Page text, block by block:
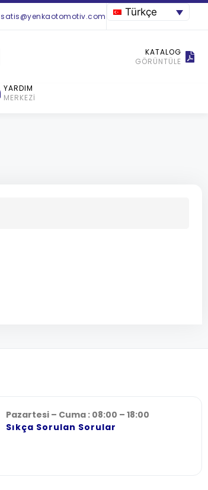
satis@yenkaotomotiv.com Türkçe
KATALOG
GÖRÜNTÜLE
YARDIM
MERKEZI
Pazartesi – Cuma : 08:00 – 18:00
Sıkça Sorulan Sorular